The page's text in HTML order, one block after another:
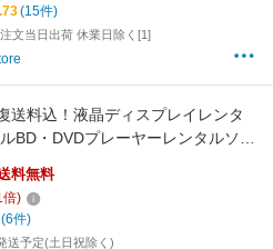
(15件)
文当日出荷 休業日除く[1]
送料込！液晶ディスプレイレンタ
BD・DVDプレーヤーレンタルソニ
Blu-ray/DVDプレーヤーBDP-
間レンタル）
料無料
倍)
(6件)
送予定(土日祝除く)